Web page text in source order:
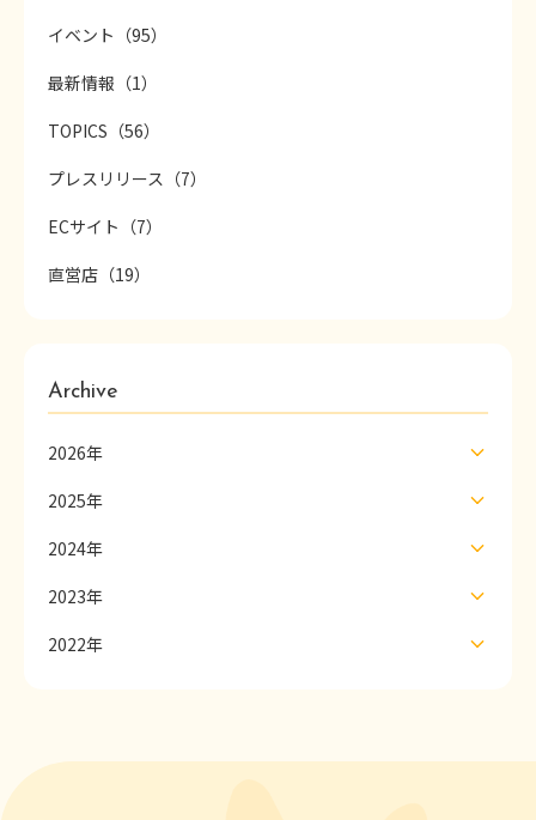
イベント（95）
最新情報（1）
TOPICS（56）
プレスリリース（7）
ECサイト（7）
直営店（19）
Archive
2026年
2025年
2024年
2023年
2022年